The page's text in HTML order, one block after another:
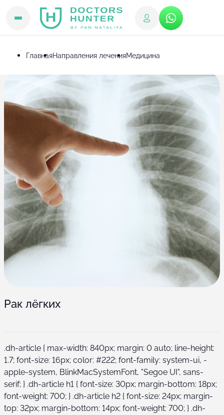
ГлавнаяНаправления леченияМедицина
Рак лёгких
.dh-article { max-width: 840px; margin: 0 auto; line-height:
1.7; font-size: 16px; color: #222; font-family: system-ui, -
apple-system, BlinkMacSystemFont, "Segoe UI", sans-
serif; } .dh-article h1 { font-size: 30px; margin-bottom: 18px;
font-weight: 700; } .dh-article h2 { font-size: 24px; margin-
top: 32px; margin-bottom: 14px; font-weight: 700; } .dh-